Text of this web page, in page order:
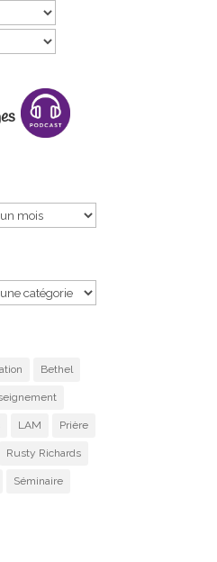
Bethel
LAM Prière
Rusty Richards
Séminaire